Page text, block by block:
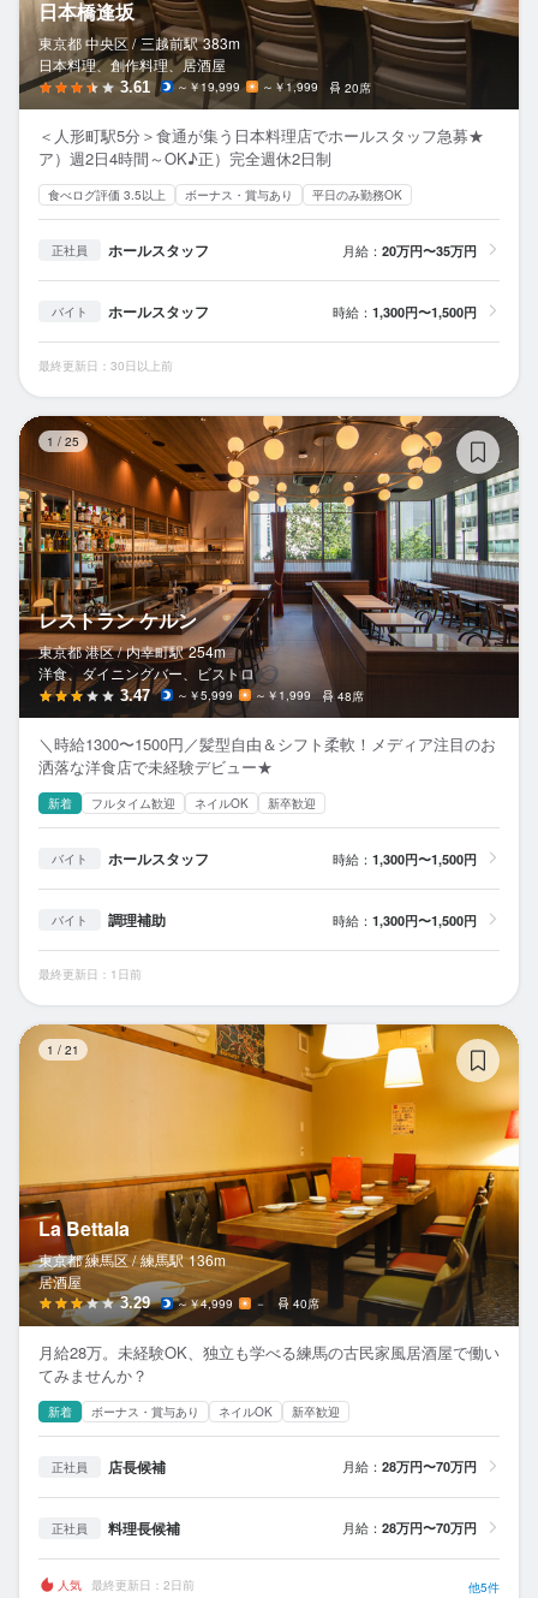
日本橋逢坂
東京都 中央区 / 三越前駅 383m
日本料理、創作料理、居酒屋
3.61 ～￥19,999 ～￥1,999 20席
＜人形町駅5分＞食通が集う日本料理店でホールスタッフ急募★
ア）週2日4時間～OK♪正）完全週休2日制
食べログ評価 3.5以上 ボーナス・賞与あり 平日のみ勤務OK
正社員 ホールスタッフ 月給： 20万円〜35万円
バイト ホールスタッフ 時給： 1,300円〜1,500円
最終更新日：30日以上前
1 / 25
レストラン ケルン
東京都 港区 / 内幸町駅 254m
洋食、ダイニングバー、ビストロ
3.47 ～￥5,999 ～￥1,999 48席
＼時給1300〜1500円／髪型自由＆シフト柔軟！メディア注目のお
洒落な洋食店で未経験デビュー★
新着 フルタイム歓迎 ネイルOK 新卒歓迎
バイト ホールスタッフ 時給： 1,300円〜1,500円
バイト 調理補助 時給： 1,300円〜1,500円
最終更新日：1日前
1 / 21
La Bettala
東京都 練馬区 / 練馬駅 136m
居酒屋
3.29 ～￥4,999 － 40席
月給28万。未経験OK、独立も学べる練馬の古民家風居酒屋で働い
てみませんか？
新着 ボーナス・賞与あり ネイルOK 新卒歓迎
正社員 店長候補 月給： 28万円〜70万円
正社員 料理長候補 月給： 28万円〜70万円
人気 最終更新日：2日前 他5件